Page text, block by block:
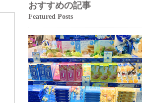
おすすめの記事
Featured Posts